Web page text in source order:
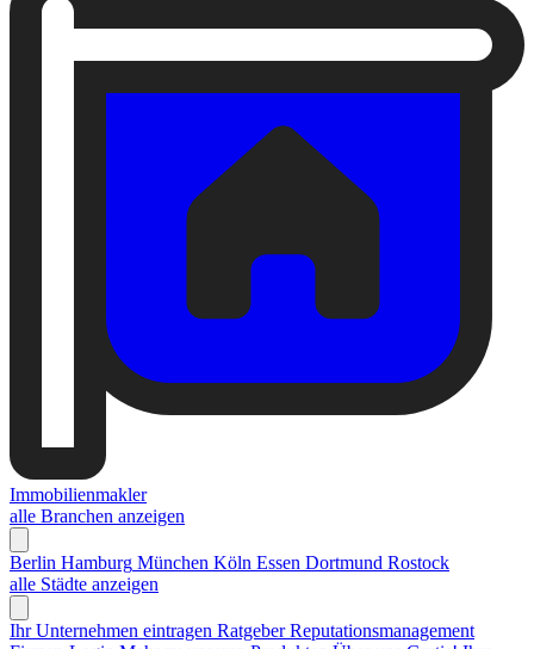
Immobilienmakler
alle Branchen anzeigen
Berlin Hamburg München Köln Essen Dortmund Rostock
alle Städte anzeigen
Ihr Unternehmen eintragen Ratgeber Reputationsmanagement